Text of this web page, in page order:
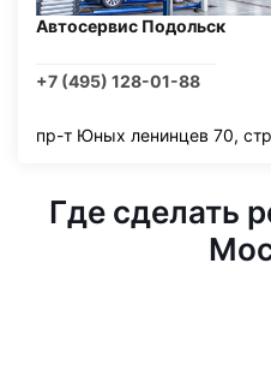
Автосервис Подольск
+7 (495) 128-01-88
пр-т Юных ленинцев 70,
Где сделать